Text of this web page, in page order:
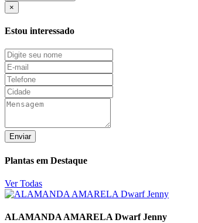
×
Estou interessado
Enviar
Plantas em Destaque
Ver Todas
ALAMANDA AMARELA Dwarf Jenny